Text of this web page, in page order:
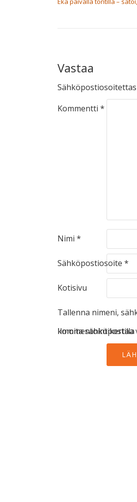
Vastaa
Kommentti *
Nimi *
Sähköpostiosoite *
Kotisivu
Tallenna nimeni,
kommentointikertaa
Ilmoita